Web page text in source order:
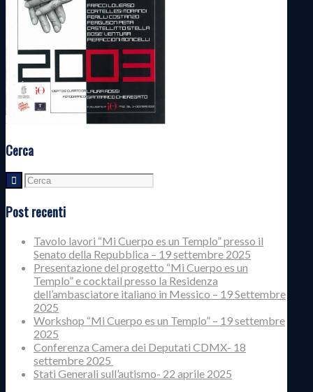
Cerca
Post recenti
Tavolo lavori “Mi Cuerpo es un Templo” presso il
Senato della Repubblica – 19 settembre 2025
Presentazione del progetto “Mi Cuerpo es un
Templo” e cocktail presso la Residenza
dell’ambasciatore italiano in Messico – 19 Settembre
2025
Workshop “Mi Cuerpo es un Templo” – 19 settembre
2025
Conferenza Camera dei Deputati CDMX- 18
settembre 2025
Stati Generali sull’autismo- 22 aprile 2025